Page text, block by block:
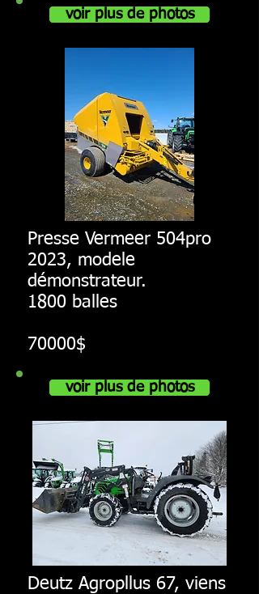
voir plus de photos
Presse Vermeer 504pro
2023, modele
démonstrateur.
1800 balles
70000$
voir plus de photos
Deutz Agropllus 67, viens